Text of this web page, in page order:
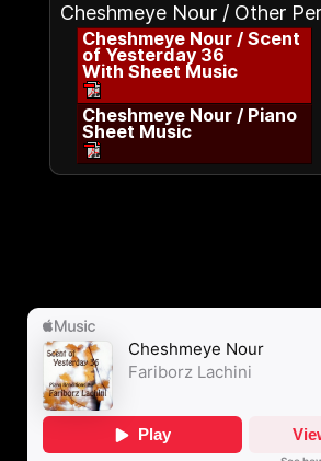
Cheshmeye Nour / Other
Cheshmeye Nour / Scent
of Yesterday 36
With Sheet Music
Cheshmeye Nour / Piano
Sheet Music